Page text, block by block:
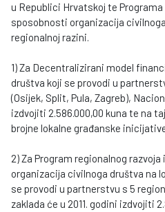
u Republici Hrvatskoj te
sposobnosti organizacija
regionalnoj razini.
1) Za Decentralizirani model
društva koji se provodi u
(Osijek, Split, Pula, Zagreb),
izdvojiti 2.586.000,00 kuna te na
brojne lokalne građanske
2) Za Program regionalnog
organizacija civilnoga društva na
se provodi u partnerstvu s 5
zaklada će u 2011. godini izdvojiti